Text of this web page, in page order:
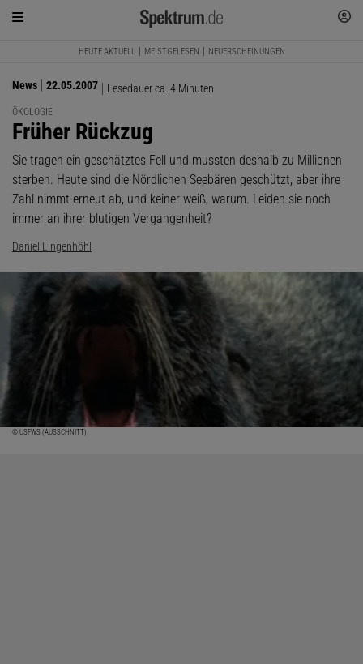
HEUTE AKTUELL MEISTGELESEN NEUERSCHEINUNGEN
News 22.05.2007 Lesedauer ca. 4 Minuten
ÖKOLOGIE
:
Früher Rückzug
Sie tragen ein geschätztes Fell und mussten deshalb zu Millionen
sterben. Heute sind die Nördlichen Seebären geschützt, aber ihre
Zahl nimmt erneut ab, und keiner weiß, warum. Leiden sie noch
immer an ihrer blutigen Vergangenheit?
Daniel Lingenhöhl
© USFWS (AUSSCHNITT)